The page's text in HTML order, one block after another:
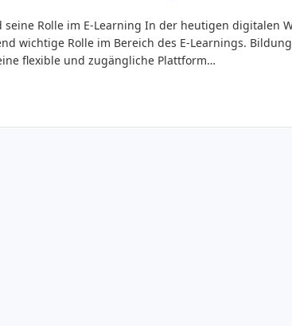
Rolle im E-Learning In der heutigen digitalen
wichtige Rolle im Bereich des E-Learnings.
flexible und zugängliche Plattform…